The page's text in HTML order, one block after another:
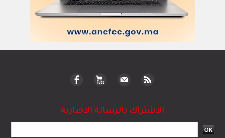
الاشتراك بالرسالة الاخبارية